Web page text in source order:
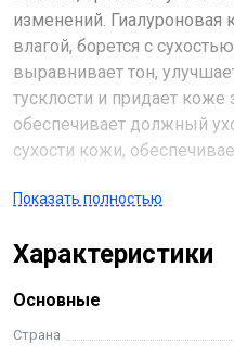
изменений. Гиалуроновая
влагой, борется с
выравнивает тон,
тусклости и придает
обеспечивает должный
сухости кожи,
минералами.
Показать полностью
Характеристики
Основные
Страна